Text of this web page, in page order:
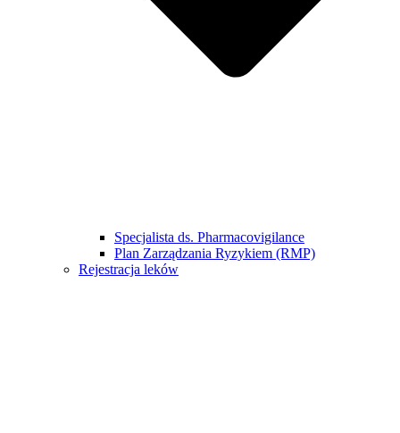
Specjalista ds. Pharmacovigilance
Plan Zarządzania Ryzykiem (RMP)
Rejestracja leków